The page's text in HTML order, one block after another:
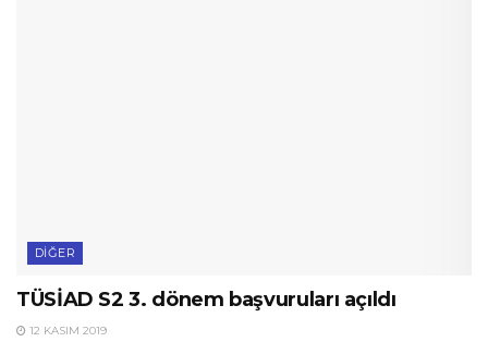
DIĞER
TÜSİAD S2 3. dönem başvuruları açıldı
12 KASIM 2019